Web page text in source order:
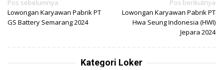
Navigasi
pos
Pos sebelumnya
Lowongan Karyawan Pabrik PT
GS Battery Semarang 2024
Pos berikutnya
Lowongan Karyawan Pabrik PT
Hwa Seung Indonesia (HWI)
Jepara 2024
Kategori Loker